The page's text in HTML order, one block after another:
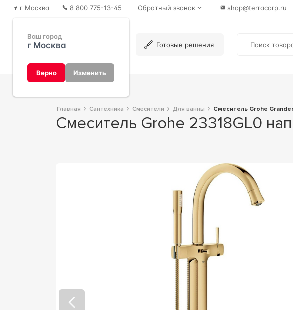
г Москва
Ваш город
г Москва
Верно Изменить
8 800 775-13-45 Обратный звонок shop@terracorp.ru
Готовые решения
Главная Сантехника Смесители Для ванны Смеситель Grohe
Смеситель Grohe 23318GL0